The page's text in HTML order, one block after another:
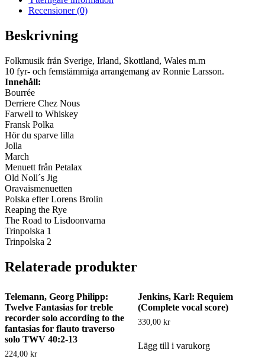
Recensioner (0)
Beskrivning
Folkmusik från Sverige, Irland, Skottland, Wales m.m
10 fyr- och femstämmiga arrangemang av Ronnie Larsson.
Innehåll:
Bourrée
Derriere Chez Nous
Farwell to Whiskey
Fransk Polka
Hör du sparve lilla
Jolla
March
Menuett från Petalax
Old Noll´s Jig
Oravaismenuetten
Polska efter Lorens Brolin
Reaping the Rye
The Road to Lisdoonvarna
Trinpolska 1
Trinpolska 2
Relaterade produkter
Telemann, Georg Philipp:
Twelve Fantasias for treble
recorder solo according to the
fantasias for flauto traverso
solo TWV 40:2-13
224,00 kr
Jenkins, Karl: Requiem
(Complete vocal score)
330,00 kr
Lägg till i varukorg